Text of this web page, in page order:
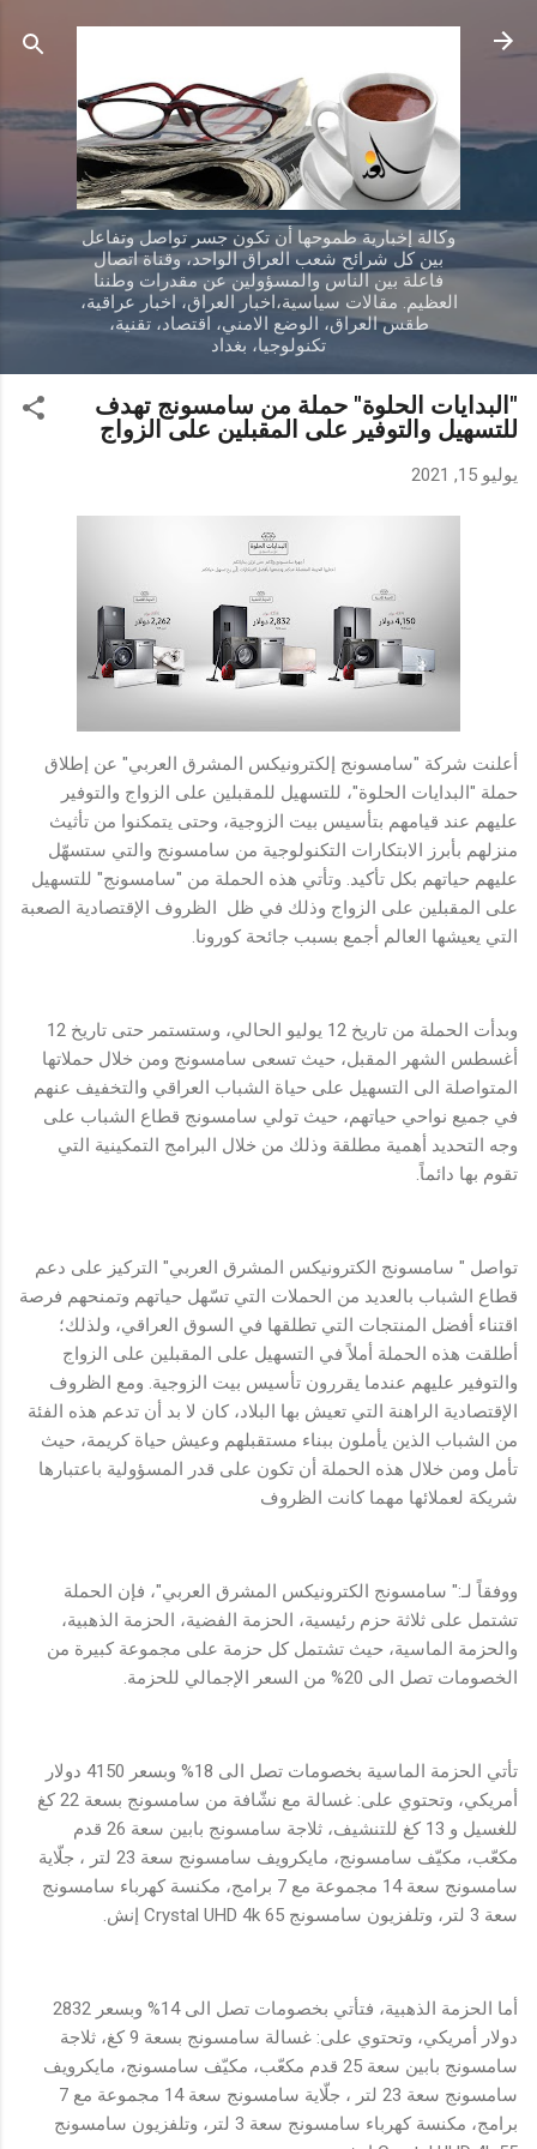
التخطي إلى المحتوى الرئيسي
وكالة إخبارية طموحها أن تكون جسر تواصل وتفاعل
بين كل شرائح شعب العراق الواحد، وقناة اتصال
فاعلة بين الناس والمسؤولين عن مقدرات وطننا
العظيم. مقالات سياسية،اخبار العراق، اخبار عراقية،
طقس العراق، الوضع الامني، اقتصاد، تقنية،
تكنولوجيا، بغداد
"البدايات الحلوة" حملة من سامسونج تهدف
للتسهيل والتوفير على المقبلين على الزواج
يوليو 15, 2021
أعلنت شركة "سامسونج إلكترونيكس المشرق العربي" عن إطلاق
حملة "البدايات الحلوة"، للتسهيل للمقبلين على الزواج والتوفير
عليهم عند قيامهم بتأسيس بيت الزوجية، وحتى يتمكنوا من تأثيث
منزلهم بأبرز الابتكارات التكنولوجية من سامسونج والتي ستسهّل
عليهم حياتهم بكل تأكيد. وتأتي هذه الحملة من "سامسونج" للتسهيل
على المقبلين على الزواج وذلك في ظل الظروف الإقتصادية الصعبة
التي يعيشها العالم أجمع بسبب جائحة كورونا.
وبدأت الحملة من تاريخ 12 يوليو الحالي، وستستمر حتى تاريخ 12
أغسطس الشهر المقبل، حيث تسعى سامسونج ومن خلال حملاتها
المتواصلة الى التسهيل على حياة الشباب العراقي والتخفيف عنهم
في جميع نواحي حياتهم، حيث تولي سامسونج قطاع الشباب على
وجه التحديد أهمية مطلقة وذلك من خلال البرامج التمكينية التي
تقوم بها دائماً.
تواصل " سامسونج الكترونيكس المشرق العربي" التركيز على دعم
قطاع الشباب بالعديد من الحملات التي تسّهل حياتهم وتمنحهم فرصة
اقتناء أفضل المنتجات التي تطلقها في السوق العراقي، ولذلك؛
أطلقت هذه الحملة أملاً في التسهيل على المقبلين على الزواج
والتوفير عليهم عندما يقررون تأسيس بيت الزوجية. ومع الظروف
الإقتصادية الراهنة التي تعيش بها البلاد، كان لا بد أن تدعم هذه الفئة
من الشباب الذين يأملون ببناء مستقبلهم وعيش حياة كريمة، حيث
تأمل ومن خلال هذه الحملة أن تكون على قدر المسؤولية باعتبارها
شريكة لعملائها مهما كانت الظروف
ووفقاً لـ:" سامسونج الكترونيكس المشرق العربي"، فإن الحملة
تشتمل على ثلاثة حزم رئيسية، الحزمة الفضية، الحزمة الذهبية،
والحزمة الماسية، حيث تشتمل كل حزمة على مجموعة كبيرة من
الخصومات تصل الى 20% من السعر الإجمالي للحزمة.
تأتي الحزمة الماسية بخصومات تصل الى 18% وبسعر 4150 دولار
أمريكي، وتحتوي على: غسالة مع نشّافة من سامسونج بسعة 22 كغ
للغسيل و 13 كغ للتنشيف، ثلاجة سامسونج بابين سعة 26 قدم
مكعّب، مكيّف سامسونج، مايكرويف سامسونج سعة 23 لتر ، جلّاية
سامسونج سعة 14 مجموعة مع 7 برامج، مكنسة كهرباء سامسونج
سعة 3 لتر، وتلفزيون سامسونج Crystal UHD 4k 65 إنش.
أما الحزمة الذهبية، فتأتي بخصومات تصل الى 14% وبسعر 2832
دولار أمريكي، وتحتوي على: غسالة سامسونج بسعة 9 كغ، ثلاجة
سامسونج بابين سعة 25 قدم مكعّب، مكيّف سامسونج، مايكرويف
سامسونج سعة 23 لتر ، جلّاية سامسونج سعة 14 مجموعة مع 7
برامج، مكنسة كهرباء سامسونج سعة 3 لتر، وتلفزيون سامسونج